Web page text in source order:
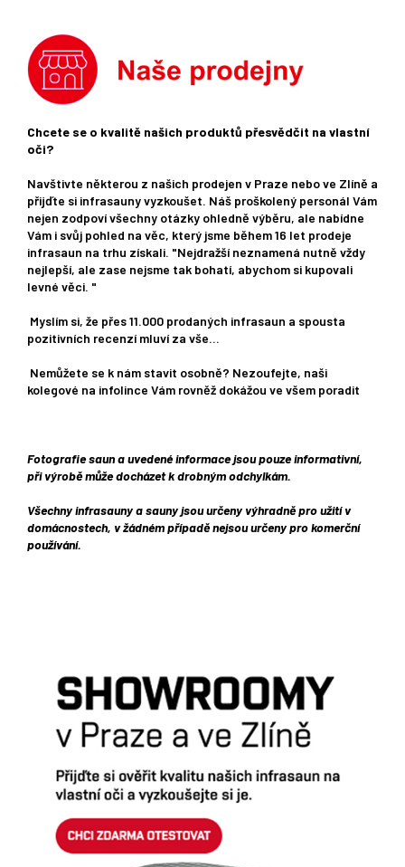
Chcete se o kvalitě našich produktů přesvědčit na vlastní
oči?
Navštivte některou z našich prodejen v Praze nebo ve Zlíně a
přijďte si infrasauny vyzkoušet. Náš proškolený personál Vám
nejen zodpoví všechny otázky ohledně výběru, ale nabídne
Vám i svůj pohled na věc, který jsme během 16 let prodeje
infrasaun na trhu získali. "Nejdražší neznamená nutně vždy
nejlepší, ale zase nejsme tak bohatí, abychom si kupovali
levné věci. "
Myslím si, že přes 11.000 prodaných infrasaun a spousta
pozitivních recenzí mluví za vše...
Nemůžete se k nám stavit osobně? Nezoufejte, naši
kolegové na infolince Vám rovněž dokážou ve všem poradit
Fotografie saun a uvedené informace jsou pouze informativní,
při výrobě může docházet k drobným odchylkám.
Všechny infrasauny a sauny jsou určeny výhradně pro užití v
domácnostech, v žádném případě nejsou určeny pro komerční
používání.